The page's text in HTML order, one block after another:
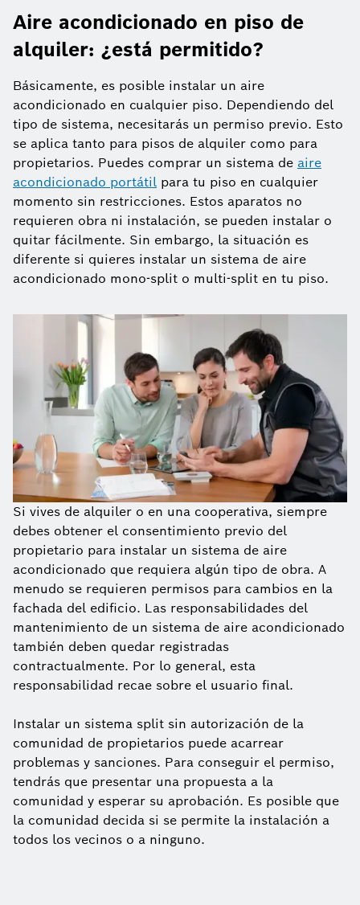
Aire acondicionado en piso de
alquiler: ¿está permitido?
Básicamente, es posible instalar un aire
acondicionado en cualquier piso. Dependiendo del
tipo de sistema, necesitarás un permiso previo. Esto
se aplica tanto para pisos de alquiler como para
propietarios. Puedes comprar un sistema de aire
acondicionado portátil para tu piso en cualquier
momento sin restricciones. Estos aparatos no
requieren obra ni instalación, se pueden instalar o
quitar fácilmente. Sin embargo, la situación es
diferente si quieres instalar un sistema de aire
acondicionado mono-split o multi-split en tu piso.
Si vives de alquiler o en una cooperativa, siempre
debes obtener el consentimiento previo del
propietario para instalar un sistema de aire
acondicionado que requiera algún tipo de obra. A
menudo se requieren permisos para cambios en la
fachada del edificio. Las responsabilidades del
mantenimiento de un sistema de aire acondicionado
también deben quedar registradas
contractualmente. Por lo general, esta
responsabilidad recae sobre el usuario final.
Instalar un sistema split sin autorización de la
comunidad de propietarios puede acarrear
problemas y sanciones. Para conseguir el permiso,
tendrás que presentar una propuesta a la
comunidad y esperar su aprobación. Es posible que
la comunidad decida si se permite la instalación a
todos los vecinos o a ninguno.